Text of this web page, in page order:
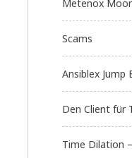
Metenox
Scams
Ansiblex Jump
Den Client für
Time Dilation